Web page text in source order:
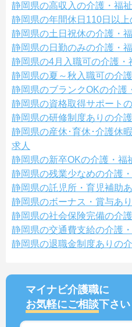
静岡県の高収入の介護・福
静岡県の年間休日110日以上
静岡県の土日祝休の介護・
静岡県の日勤のみの介護・
静岡県の4月入職可の介護・
静岡県の夏～秋入職可の介
静岡県のブランクOKの介護
静岡県の資格取得サポート
静岡県の研修制度ありの介
静岡県の産休･育休･介護休
求人
静岡県の新卒OKの介護・福
静岡県の残業少なめの介護
静岡県の託児所・育児補助
静岡県のボーナス・賞与あ
静岡県の社会保険完備の介
静岡県の交通費支給の介護
静岡県の退職金制度ありの
マイナビ介護職に
お気軽にご相談下さい